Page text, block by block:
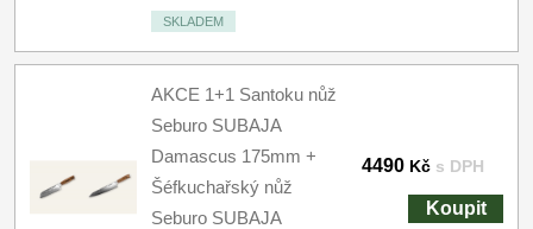
SKLADEM
AKCE 1+1 Santoku nůž
Seburo SUBAJA
Damascus 175mm +
Šéfkuchařský nůž
Seburo SUBAJA
4490 Kč s DPH
Koupit